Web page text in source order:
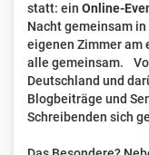
statt: ein Online-
Nacht gemeinsam
eigenen Zimmer am
alle gemeinsam.
Deutschland und
Blogbeiträge und
Schreibenden sich